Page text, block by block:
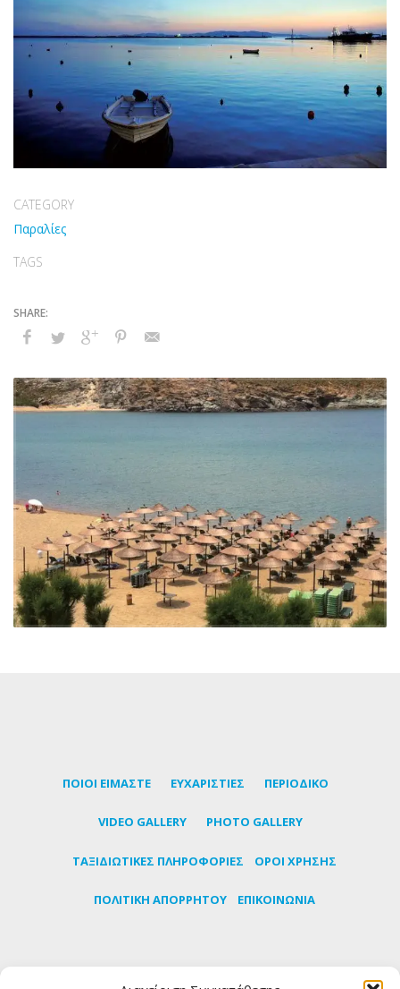
CATEGORY
Παραλίες
TAGS
ΠΟΙΟΙ ΕΙΜΑΣΤΕ ΕΥΧΑΡΙΣΤΙΕΣ ΠΕΡΙΟΔΙΚΟ
VIDEO GALLERY PHOTO GALLERY
TΑΞΙΔΙΩΤΙΚΕΣ ΠΛΗΡΟΦΟΡΙΕΣ ΟΡΟΙ ΧΡΗΣΗΣ
ΠΟΛΙΤΙΚΗ ΑΠΟΡΡΗΤΟΥ ΕΠΙΚΟΙΝΩΝΙΑ